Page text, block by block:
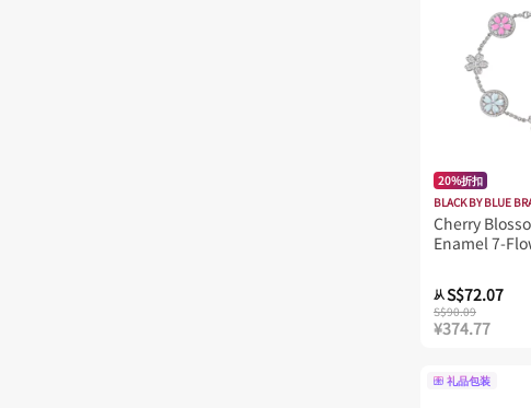
20%折扣
BLACK BY BLUE
Cherry
Enamel 7-
从S$72.07
S$90.09
¥374.77
礼品包装